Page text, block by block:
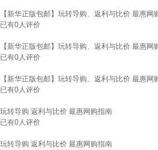
【新华正版包邮】玩转导购、返利与比价 最惠
已有0人评价
【新华正版包邮】玩转导购、返利与比价 最惠
已有0人评价
【新华正版包邮】玩转导购、返利与比价 最惠
已有0人评价
玩转导购 返利与比价 最惠网购指南
已有0人评价
玩转导购 返利与比价 最惠网购指南